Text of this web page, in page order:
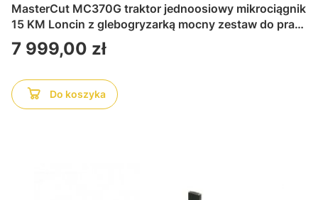
MasterCut MC370G traktor jednoosiowy mikrociągnik
15 KM Loncin z glebogryzarką mocny zestaw do prac
ogrodowych, rolniczych i komunalnych solidny napęd
z osprzętem
Cena
7 999,00 zł
Do koszyka